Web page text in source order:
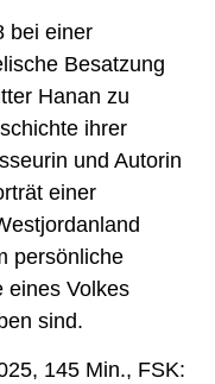
bei einer
Besatzung
Hanan zu
ihrer
und Autorin
einer
persönliche
eines Volkes
sind.
145 Min., FSK: